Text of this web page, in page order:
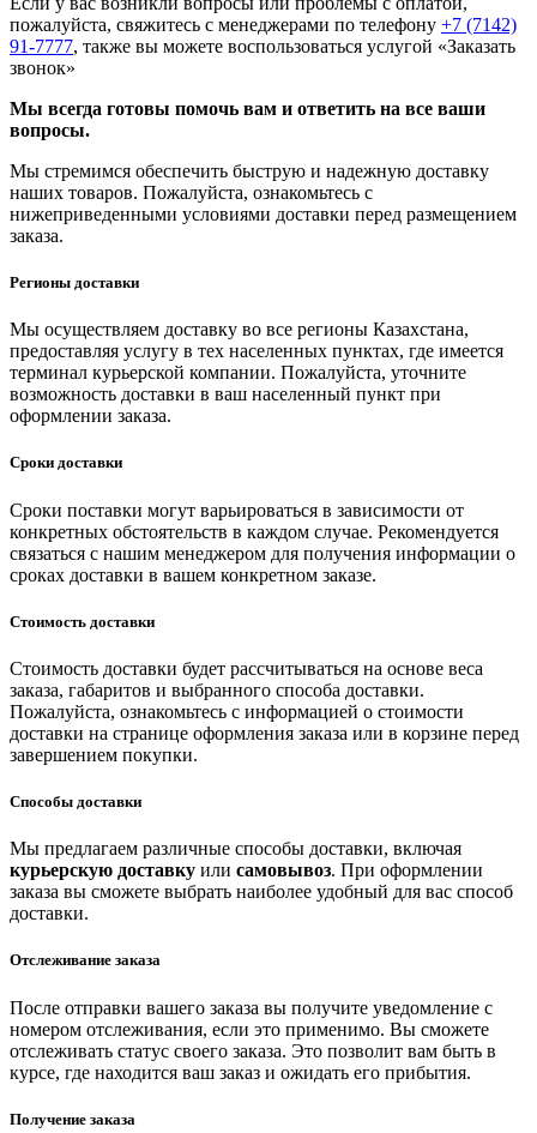
пожалуйста, свяжитесь с менеджерами по телефону +7 (7142)
91-7777, также вы можете воспользоваться услугой «Заказать
звонок»
Мы всегда готовы помочь вам и ответить на все ваши
вопросы.
Мы стремимся обеспечить быструю и надежную доставку
наших товаров. Пожалуйста, ознакомьтесь с
нижеприведенными условиями доставки перед размещением
заказа.
Регионы доставки
Мы осуществляем доставку во все регионы Казахстана,
предоставляя услугу в тех населенных пунктах, где имеется
терминал курьерской компании. Пожалуйста, уточните
возможность доставки в ваш населенный пункт при
оформлении заказа.
Сроки доставки
Сроки поставки могут варьироваться в зависимости от
конкретных обстоятельств в каждом случае. Рекомендуется
связаться с нашим менеджером для получения информации о
сроках доставки в вашем конкретном заказе.
Стоимость доставки
Стоимость доставки будет рассчитываться на основе веса
заказа, габаритов и выбранного способа доставки.
Пожалуйста, ознакомьтесь с информацией о стоимости
доставки на странице оформления заказа или в корзине перед
завершением покупки.
Способы доставки
Мы предлагаем различные способы доставки, включая
курьерскую доставку или самовывоз. При оформлении
заказа вы сможете выбрать наиболее удобный для вас способ
доставки.
Отслеживание заказа
После отправки вашего заказа вы получите уведомление с
номером отслеживания, если это применимо. Вы сможете
отслеживать статус своего заказа. Это позволит вам быть в
курсе, где находится ваш заказ и ожидать его прибытия.
Получение заказа